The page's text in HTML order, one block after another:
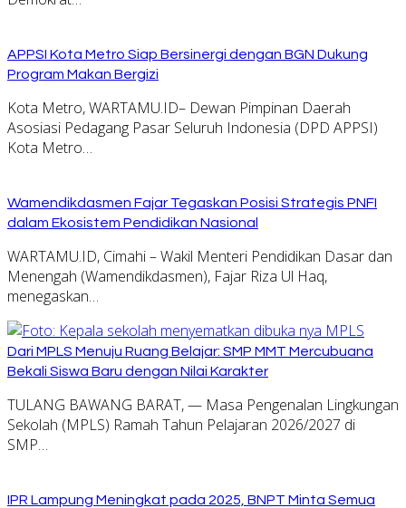
APPSI Kota Metro Siap Bersinergi dengan BGN Dukung
Program Makan Bergizi
Kota Metro, WARTAMU.ID– Dewan Pimpinan Daerah
Asosiasi Pedagang Pasar Seluruh Indonesia (DPD APPSI)
Kota Metro…
Wamendikdasmen Fajar Tegaskan Posisi Strategis PNFI
dalam Ekosistem Pendidikan Nasional
WARTAMU.ID, Cimahi – Wakil Menteri Pendidikan Dasar dan
Menengah (Wamendikdasmen), Fajar Riza Ul Haq,
menegaskan…
Dari MPLS Menuju Ruang Belajar: SMP MMT Mercubuana
Bekali Siswa Baru dengan Nilai Karakter
TULANG BAWANG BARAT, — Masa Pengenalan Lingkungan
Sekolah (MPLS) Ramah Tahun Pelajaran 2026/2027 di
SMP…
IPR Lampung Meningkat pada 2025, BNPT Minta Semua